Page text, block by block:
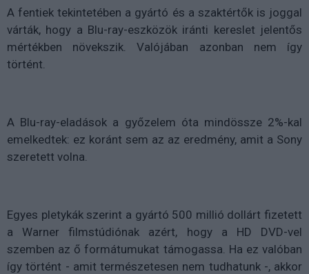
A fentiek tekintetében a gyártó és a szaktértők is joggal
várták, hogy a Blu-ray-eszközök iránti kereslet jelentős
mértékben növekszik. Valójában azonban nem így
történt.
A Blu-ray-eladások a győzelem óta mindössze 2%-kal
emelkedtek: ez koránt sem az az eredmény, amit a Sony
szeretett volna.
Egyes pletykák szerint a gyártó 500 millió dollárt fizetett
a Warner filmstúdiónak azért, hogy a HD DVD-vel
szemben az ő formátumukat támogassa. Ha ez valóban
így történt - amit természetesen nem tudhatunk -, akkor